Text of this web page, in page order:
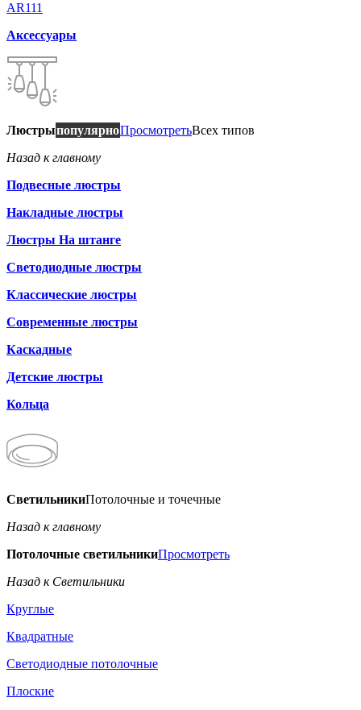
AR111
Аксессуары
ЛюстрыпопулярноПросмотретьВсех типов
Назад к главному
Подвесные люстры
Накладные люстры
Люстры На штанге
Светодиодные люстры
Классические люстры
Современные люстры
Каскадные
Детские люстры
Кольца
СветильникиПотолочные и точечные
Назад к главному
Потолочные светильникиПросмотреть
Назад к Светильники
Круглые
Квадратные
Светодиодные потолочные
Плоские